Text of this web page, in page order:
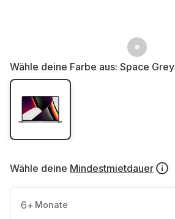
Wähle deine Farbe aus: Space Grey
Wähle deine Mindestmietdauer
6+ Monate